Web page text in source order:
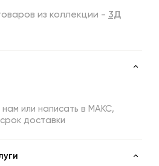
из коллекции - 3Д
или написать в МАКС,
доставки